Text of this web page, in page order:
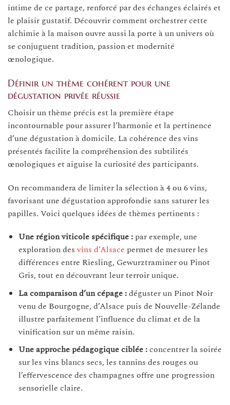
intime de ce partage, renforcé par des échanges éclairés et
le plaisir gustatif. Découvrir comment orchestrer cette
alchimie à la maison ouvre aussi la porte à un univers où
se conjuguent tradition, passion et modernité
œnologique.
Définir un thème cohérent pour une
dégustation privée réussie
Choisir un thème précis est la première étape
incontournable pour assurer l’harmonie et la pertinence
d’une dégustation à domicile. La cohérence des vins
présentés facilite la compréhension des subtilités
œnologiques et aiguise la curiosité des participants.
On recommandera de limiter la sélection à 4 ou 6 vins,
favorisant une dégustation approfondie sans saturer les
papilles. Voici quelques idées de thèmes pertinents :
Une région viticole spécifique :par exemple, une
exploration desvins d’Alsace permet de mesurer les
différences entre Riesling, Gewurztraminer ou Pinot
Gris, tout en découvrant leur terroir unique.
La comparaison d’un cépage :déguster un Pinot Noir
venu de Bourgogne, d’Alsace puis de Nouvelle-Zélande
illustre parfaitement l’influence du climat et de la
vinification sur un même raisin.
Une approche pédagogique ciblée :concentrer la soirée
sur les vins blancs secs, les tannins des rouges ou
l’effervescence des champagnes offre une progression
sensorielle claire.